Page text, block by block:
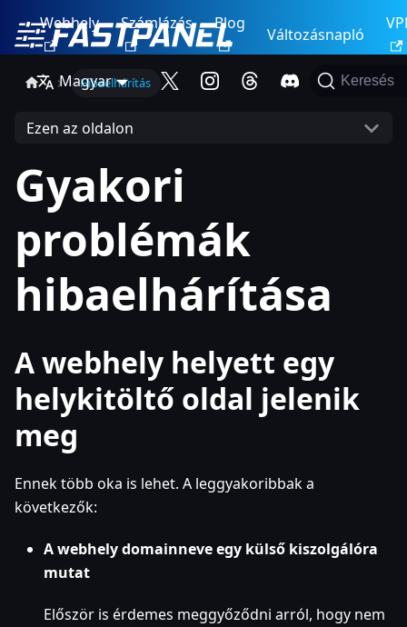
Webhely Számlázás Blog
Változásnapló
Magyar Keresés
Hibaelhárítás
Ezen az oldalon
Gyakori
problémák
hibaelhárítása
A webhely helyett egy
helykitöltő oldal jelenik
meg
Ennek több oka is lehet. A leggyakoribbak a
következők:
A webhely domainneve egy külső kiszolgálóra
mutat
Először is érdemes meggyőződni arról, hogy nem